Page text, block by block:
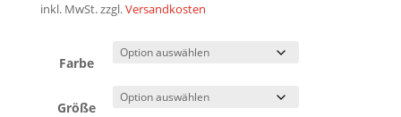
inkl. MwSt.zzgl.Versandkosten
Farbe
Größe